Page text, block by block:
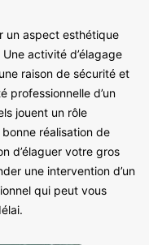
un aspect esthétique
activité d’élagage
raison de sécurité et
professionnelle d’un
jouent un rôle
réalisation de
d’élaguer votre gros
une intervention d’un
qui peut vous